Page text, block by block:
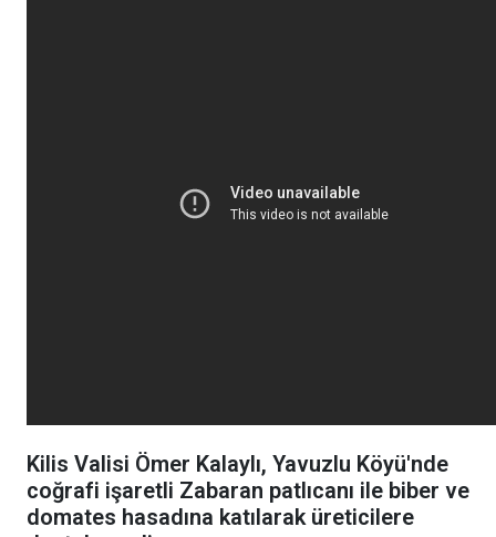
Kilis Valisi Ömer Kalaylı, Yavuzlu Köyü'nde
coğrafi işaretli Zabaran patlıcanı ile biber ve
domates hasadına katılarak üreticilere